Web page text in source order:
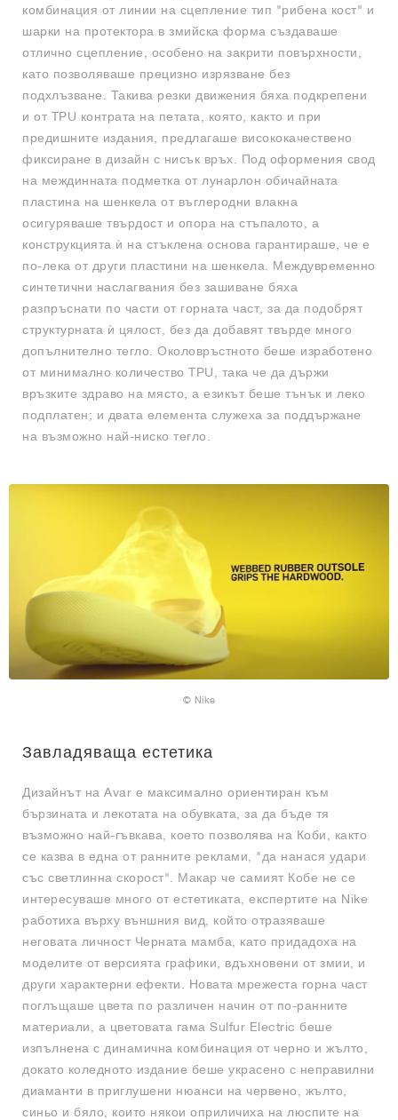
комбинация от линии на сцепление тип "рибена кост" и
шарки на протектора в змийска форма създаваше
отлично сцепление, особено на закрити повърхности,
като позволяваше прецизно изрязване без
подхлъзване. Такива резки движения бяха подкрепени
и от TPU контрата на петата, която, както и при
предишните издания, предлагаше висококачествено
фиксиране в дизайн с нисък връх. Под оформения свод
на междинната подметка от лунарлон обичайната
пластина на шенкела от въглеродни влакна
осигуряваше твърдост и опора на стъпалото, а
конструкцията ѝ на стъклена основа гарантираше, че е
по-лека от други пластини на шенкела. Междувременно
синтетични наслагвания без зашиване бяха
разпръснати по части от горната част, за да подобрят
структурната ѝ цялост, без да добавят твърде много
допълнително тегло. Околовръстното беше изработено
от минимално количество TPU, така че да държи
връзките здраво на място, а езикът беше тънък и леко
подплатен; и двата елемента служеха за поддържане
на възможно най-ниско тегло.
© Nike
Завладяваща естетика
Дизайнът на Avar е максимално ориентиран към
бързината и лекотата на обувката, за да бъде тя
възможно най-гъвкава, което позволява на Коби, както
се казва в една от ранните реклами, "да нанася удари
със светлинна скорост". Макар че самият Кобе не се
интересуваше много от естетиката, експертите на Nike
работиха върху външния вид, който отразяваше
неговата личност Черната мамба, като придадоха на
моделите от версията графики, вдъхновени от змии, и
други характерни ефекти. Новата мрежеста горна част
поглъщаше цвета по различен начин от по-ранните
материали, а цветовата гама Sulfur Electric беше
изпълнена с динамична комбинация от черно и жълто,
докато коледното издание беше украсено с неправилни
диаманти в приглушени нюанси на червено, жълто,
синьо и бяло, които някои оприличиха на люспите на